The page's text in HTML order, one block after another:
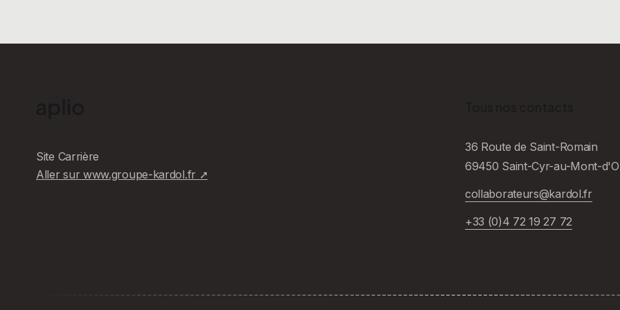
Site Carrière
Aller sur www.groupe-kardol.fr ➚
36 Route de Saint-Romain
69450 Saint-Cyr-au-Mont-
collaborateurs@kardol.fr
+33 (0)4 72 19 27 72